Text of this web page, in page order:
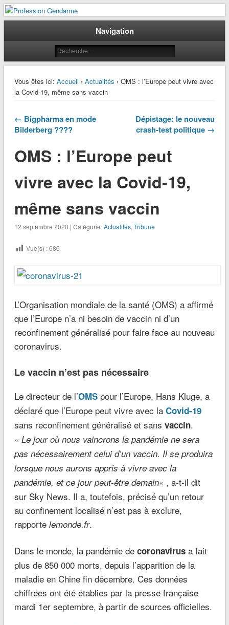
Profession Gendarme
Le journal des gendarmes
Navigation
Vous êtes ici: Accueil › Actualités › OMS : l’Europe peut vivre avec
la Covid-19, même sans vaccin
← Bigpharma en mode
Bilderberg ????
Dépistage: le nouveau
crash-test politique →
OMS : l’Europe peut
vivre avec la Covid-19,
même sans vaccin
12 septembre 2020 | Catégorie:Actualités, Tribune
Vue(s) :686
L’Organisation mondiale de la santé (OMS) a affirmé
que l’Europe n’a ni besoin de vaccin ni d’un
reconfinement généralisé pour faire face au nouveau
coronavirus.
Le vaccin n’est pas nécessaire
Le directeur de l’OMSpour l’Europe, Hans Kluge, a
déclaré que l’Europe peut vivre avec la Covid-19
sans reconfinement généralisé et sans vaccin.
« Le jour où nous vaincrons la pandémie ne sera
pas nécessairement celui d’un vaccin. Il se produira
lorsque nous aurons appris à vivre avec la
pandémie, et ce jour peut-être demain« , a-t-il dit
sur Sky News. Il a, toutefois, précisé qu’un retour
au confinement localisé n’est pas à exclure,
rapporte lemonde.fr.
Dans le monde, la pandémie de coronavirusa fait
plus de 850 000 morts, depuis l’apparition de la
maladie en Chine fin décembre. Ces données
chiffrées ont été établies par la presse française
mardi 1er septembre, à partir de sources officielles.